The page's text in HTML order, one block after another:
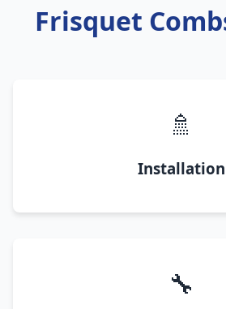
Frisquet
🚿
Installation
🔧